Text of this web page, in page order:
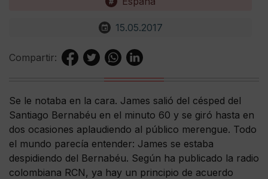
15.05.2017
Compartir:
Se le notaba en la cara. James salió del césped del
Santiago Bernabéu en el minuto 60 y se giró hasta en
dos ocasiones aplaudiendo al público merengue. Todo
el mundo parecía entender: James se estaba
despidiendo del Bernabéu. Según ha publicado la radio
colombiana RCN, ya hay un principio de acuerdo